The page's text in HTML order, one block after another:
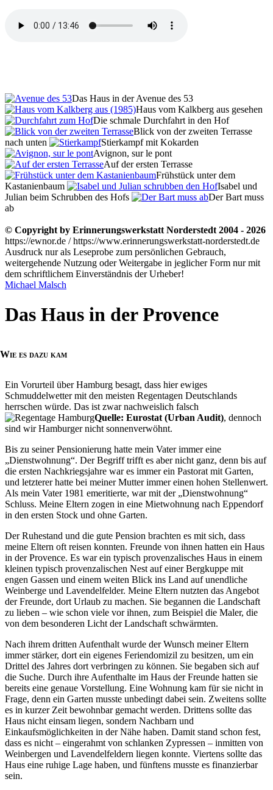
Das Haus in der Avenue des 53
Haus vom Kalkberg aus gesehen
Die schmale Durchfahrt in den Hof
Blick von der zweiten Terrasse
nach unten
Stierkampf mit Kokarden
Avignon, sur le pont
Auf der ersten Terrasse
Frühstück unter dem
Kastanienbaum
Isabel und
Julian beim Schrubben des Hofs
Der Bart muss
ab
© Copyright by Erinnerungswerkstatt Norderstedt 2004 - 2026
https://ewnor.de / https://www.erinnerungswerkstatt-norderstedt.de
Ausdruck nur als Leseprobe zum persönlichen Gebrauch,
weitergehende Nutzung oder Weitergabe in jeglicher Form nur mit
dem schriftlichem Einverständnis der Urheber!
Michael Malsch
Das Haus in der Provence
Wie es dazu kam
Ein Vorurteil über Hamburg besagt, dass hier ewiges
Schmuddelwetter mit den meisten Regentagen Deutschlands
herrschen würde. Das ist zwar nachweislich falsch
Quelle: Eurostat (Urban Audit), dennoch
sind wir Hamburger nicht sonnenverwöhnt.
Bis zu seiner Pensionierung hatte mein Vater immer eine
Dienstwohnung . Der Begriff trifft es aber nicht ganz, denn bis auf
die ersten Nachkriegsjahre war es immer ein Pastorat mit Garten,
und letzterer hatte bei meiner Mutter immer einen hohen Stellenwert.
Als mein Vater 1981 emeritierte, war mit der Dienstwohnung
Schluss. Meine Eltern zogen in eine Mietwohnung nach Eppendorf
in den ersten Stock und ohne Garten.
Der Ruhestand und die gute Pension brachten es mit sich, dass
meine Eltern oft reisen konnten. Freunde von ihnen hatten ein Haus
in der Provence. Es war ein typisch provenzalisches Haus in einem
kleinen typisch provenzalischen Nest auf einer Bergkuppe mit
engen Gassen und einem weiten Blick ins Land auf unendliche
Weinberge und Lavendelfelder. Meine Eltern nutzten das Angebot
der Freunde, dort Urlaub zu machen. Sie begannen die Landschaft
zu lieben – wie schon viele vor ihnen, zum Beispiel die Maler, die
von dem besonderen Licht der Landschaft schwärmten.
Nach ihrem dritten Aufenthalt wurde der Wunsch meiner Eltern
immer stärker, dort ein eigenes Feriendomizil zu besitzen, um ein
Drittel des Jahres dort verbringen zu können. Sie begaben sich auf
die Suche. Durch ihre Aufenthalte im Haus der Freunde hatten sie
bereits eine genaue Vorstellung. Eine Wohnung kam für sie nicht in
Frage, denn ein Garten musste unbedingt dabei sein. Zweitens sollte
es in kurzer Zeit bewohnbar gemacht werden. Drittens sollte das
Haus nicht einsam liegen, sondern Nachbarn und
Einkaufsmöglichkeiten in der Nähe haben. Damit stand schon fest,
dass es nicht – eingerahmt von schlanken Zypressen – inmitten von
Weinbergen und Lavendelfeldern liegen konnte. Viertens sollte das
Haus eine ruhige Lage haben, und fünftens musste es finanzierbar
sein.